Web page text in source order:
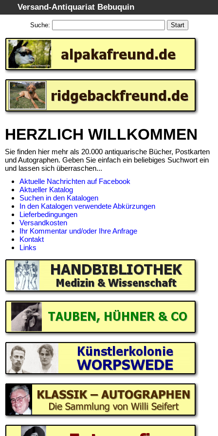
Versand-Antiquariat Bebuquin
Startseite
Suche
Kategorien
Schlagwörter
Gesamtbestand
Warenkorb
AGB
Widerruf
Impressum
Suche:
HERZLICH WILLKOMMEN
Sie finden hier mehr als 20.000 antiquarische Bücher, Postkarten
und Autographen. Geben Sie einfach ein beliebiges Suchwort ein
und lassen sich überraschen...
Aktuelle Nachrichten auf Facebook
Aktueller Katalog
Suchen in den Katalogen
In den Katalogen verwendete Abkürzungen
Lieferbedingungen
Versandkosten
Ihr Kommentar und/oder Ihre Anfrage
Kontakt
Links